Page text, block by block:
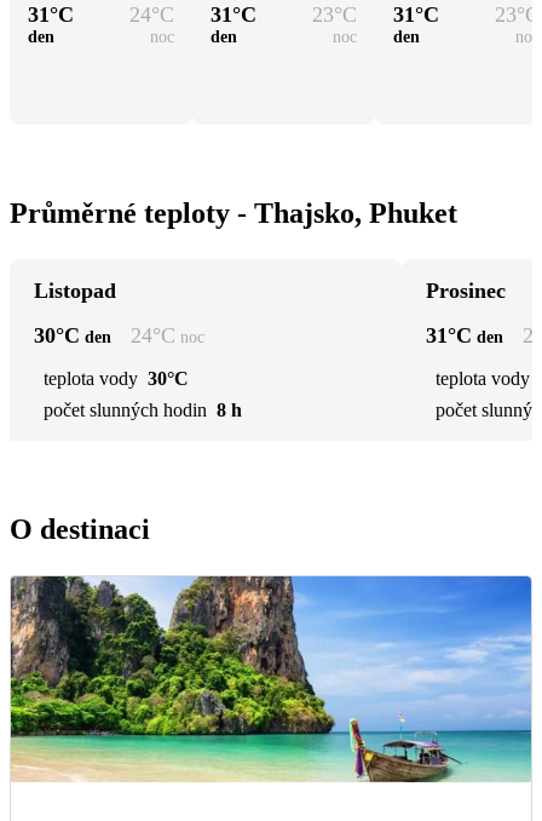
31°C 24°C
den noc
31°C 23°C
den noc
31°C 23°C
den noc
Průměrné teploty - Thajsko, Phuket
Listopad
30°C den 24°C noc
teplota vody 30°C
počet slunných hodin 8 h
Prosinec
31°C den
teplota vody
počet
O destinaci